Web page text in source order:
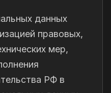
данных
правовых,
мер,
РФ в